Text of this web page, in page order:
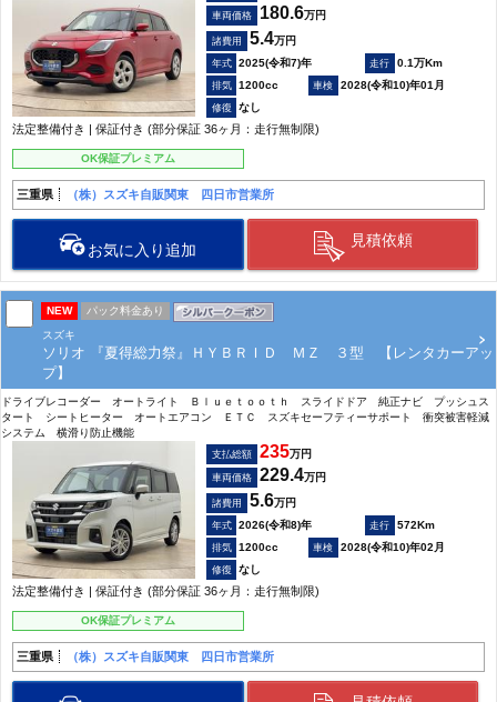
車両価格 180.6万円
諸費用 5.4万円
2025(令和7)年
0.1万Km
1200cc
2028(令和10)年01月
なし
法定整備付き | 保証付き (部分保証 36ヶ月：走行無制限)
OK保証プレミアム
三重県 （株）スズキ自販関東 四日市営業所
お気に入り追加
見積依頼
NEW
パック料金あり
スズキ
ソリオ 『夏得総力祭』ＨＹＢＲＩＤ ＭＺ ３型 【レンタカーアッ
プ】
ドライブレコーダー オートライト Ｂｌｕｅｔｏｏｔｈ スライドドア 純正ナビ プッシュス
タート シートヒーター オートエアコン ＥＴＣ スズキセーフティーサポート 衝突被害軽減
システム 横滑り防止機能
支払総額 235万円
車両価格 229.4万円
諸費用 5.6万円
2026(令和8)年
572Km
1200cc
2028(令和10)年02月
なし
法定整備付き | 保証付き (部分保証 36ヶ月：走行無制限)
OK保証プレミアム
三重県 （株）スズキ自販関東 四日市営業所